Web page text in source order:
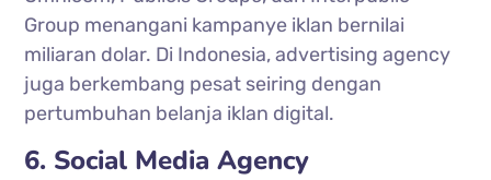
Group menangani kampanye iklan bernilai
miliaran dolar. Di Indonesia, advertising agency
juga berkembang pesat seiring dengan
pertumbuhan belanja iklan digital.
6. Social Media Agency